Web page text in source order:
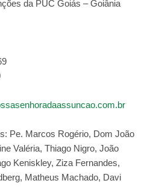
da PUC Goiás – Goiânia
Pe. Marcos Rogério, Dom João
Valéria, Thiago Nigro, João
Keniskley, Ziza Fernandes,
Matheus Machado, Davi